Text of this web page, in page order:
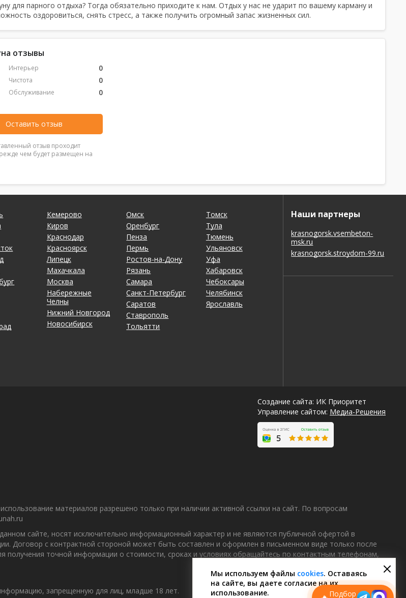
для парного отдыха? Тогда обязательно приходите к нам. Отдых у нас не ударит по вашему карману и
оздоровиться, снять стресс, а также получить огромный запас жизненных сил.
отзывы
Интерьер 0
Чистота 0
Обслуживание 0
Оставить отзыв
отзыв проходит
чем будет размещен на
Кемерово
Киров
Краснодар
Красноярск
Липецк
Махачкала
Москва
Набережные
Челны
Нижний Новгород
Новосибирск
Омск
Оренбург
Пенза
Пермь
Ростов-на-Дону
Рязань
Самара
Санкт-Петербург
Саратов
Ставрополь
Тольятти
Томск
Тула
Тюмень
Ульяновск
Уфа
Хабаровск
Чебоксары
Челябинск
Ярославль
Наши партнеры
krasnogorsk.vsembeton-
msk.ru
krasnogorsk.stroydom-99.ru
Создание сайта: ИК Приоритет
Управление сайтом: Медиа-Решения
материалов разрешено только при наличии активной ссылки на сайт. По вопросам
сайте, носят исключительно информационный характер и не являются публичной офертой в
Договор с контрактной стороной может быть составлен и оформлен в письменном виде только после
получения точной информации о стоимости, сроках и условиях обращайтесь по контактным телефонам,
запрещенную для лиц, младше 18 лет. Подбор
Лучшие
саун
Подписывайтесь в Telegram или MAX —
пришлём свежие скидки
Мы используем файлы cookies. Оставаясь
на сайте, вы даете согласие на их
использование.